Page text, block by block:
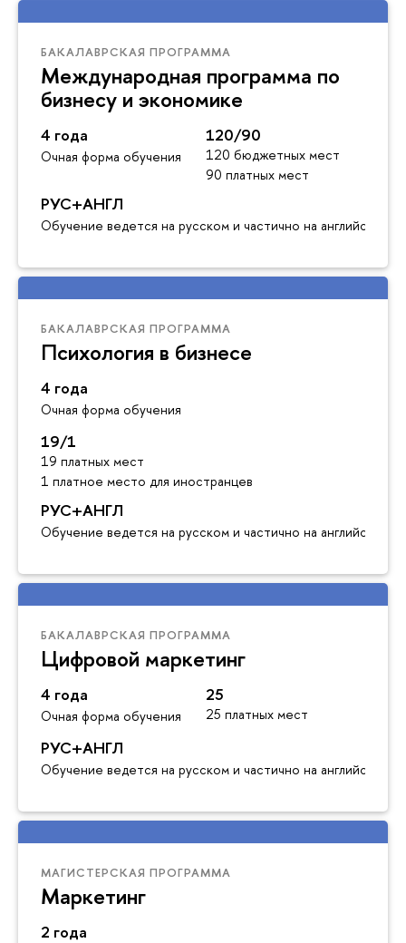
БАКАЛАВРСКАЯ ПРОГРАММА
Международная программа по
бизнесу и экономике
4 года
Очная форма обучения
120/90
120 бюджетных мест
90 платных мест
РУС+АНГЛ
Обучение ведется на русском и частично на английском
БАКАЛАВРСКАЯ ПРОГРАММА
Психология в бизнесе
4 года
Очная форма обучения
19/1
19 платных мест
1 платное место для иностранцев
РУС+АНГЛ
Обучение ведется на русском и частично на английском
БАКАЛАВРСКАЯ ПРОГРАММА
Цифровой маркетинг
4 года
Очная форма обучения
25
25 платных мест
РУС+АНГЛ
Обучение ведется на русском и частично на английском
МАГИСТЕРСКАЯ ПРОГРАММА
Маркетинг
2 года